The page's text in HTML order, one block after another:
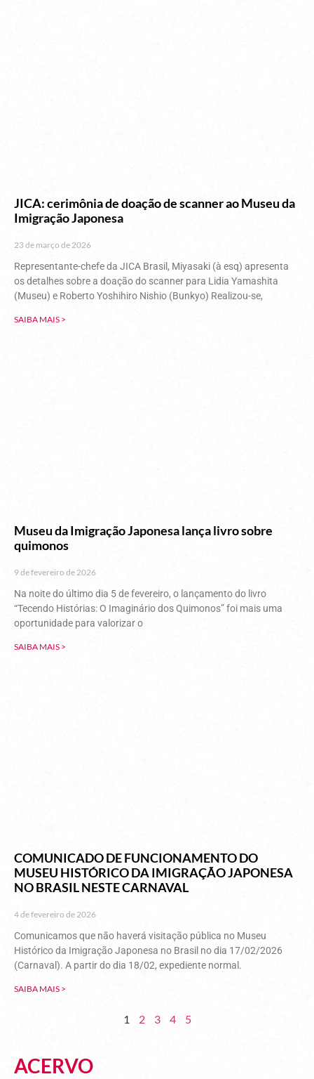
JICA: cerimônia de doação de scanner ao Museu da
Imigração Japonesa
23 de março de 2026
Representante-chefe da JICA Brasil, Miyasaki (à esq) apresenta
os detalhes sobre a doação do scanner para Lidia Yamashita
(Museu) e Roberto Yoshihiro Nishio (Bunkyo) Realizou-se,
SAIBA MAIS >
Museu da Imigração Japonesa lança livro sobre
quimonos
9 de fevereiro de 2026
Na noite do último dia 5 de fevereiro, o lançamento do livro
“Tecendo Histórias: O Imaginário dos Quimonos” foi mais uma
oportunidade para valorizar o
SAIBA MAIS >
COMUNICADO DE FUNCIONAMENTO DO
MUSEU HISTÓRICO DA IMIGRAÇÃO JAPONESA
NO BRASIL NESTE CARNAVAL
4 de fevereiro de 2026
Comunicamos que não haverá visitação pública no Museu
Histórico da Imigração Japonesa no Brasil no dia 17/02/2026
(Carnaval). A partir do dia 18/02, expediente normal.
SAIBA MAIS >
1 2 3 4 5
ACERVO